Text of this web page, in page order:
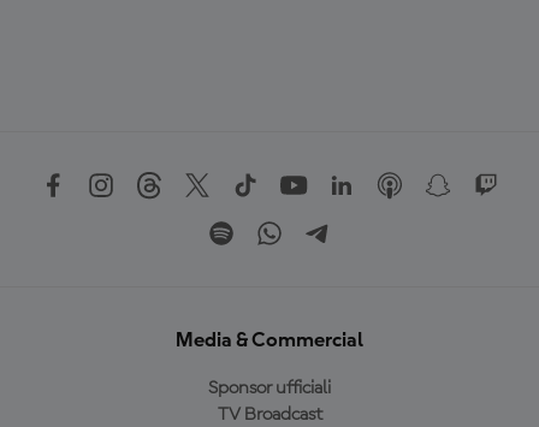
Media & Commercial
Sponsor ufficiali
TV Broadcast